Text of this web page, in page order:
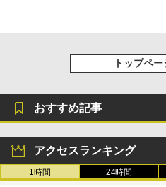
トップペ
おすすめ記事
アクセスランキング
1時間 24時間